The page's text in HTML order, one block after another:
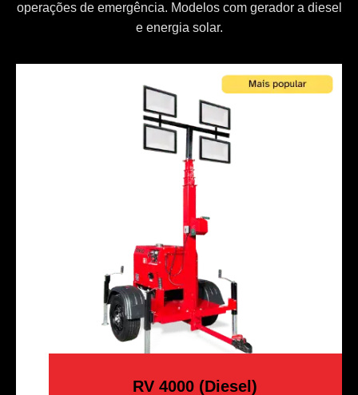
operações de emergência. Modelos com gerador a diesel
e energia solar.
RV 4000 (diesel)